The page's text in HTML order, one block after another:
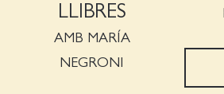
LLIBRES
AMB MARÍA
NEGRONI